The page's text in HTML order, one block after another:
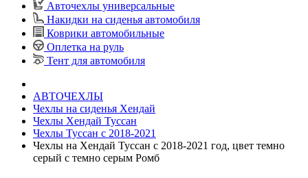
Авточехлы универсальные
Накидки на сиденья автомобиля
Коврики автомобильные
Оплетка на руль
Тент для автомобиля
АВТОЧЕХЛЫ
Чехлы на сиденья Хендай
Чехлы Хендай Туссан
Чехлы Туссан с 2018-2021
Чехлы на Хендай Туссан с 2018-2021 год, цвет темно
серый с темно серым Ромб